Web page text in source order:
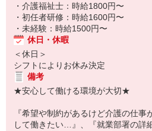
・介護福祉士：時給1800円〜
・初任者研修：時給1600円〜
・未経験：時給1500円〜
休日・休暇
＜休日＞
シフトによりお休み決定
備考
★安心して働ける環境が大切★
『希望や制約があるけど介護の仕
して働きたい…』、『就業部署の詳